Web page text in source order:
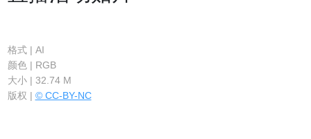
格式 | AI
颜色 | RGB
大小 | 32.74 M
版权 | © CC-BY-NC